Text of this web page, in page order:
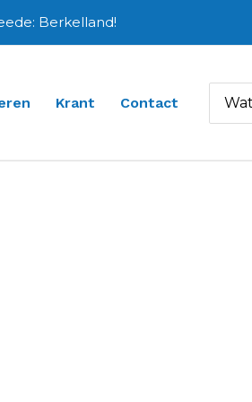
Berkelland!
Krant Contact
naar: